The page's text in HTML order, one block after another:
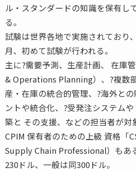
ル・スタンダードの知識を保有し
る。
試験は世界各地で実施されており
月、初めて試験が行われる。
主に?需要予測、生産計画、 在庫
& Operations Planning）、?複数
産・在庫の統合的管理、?海外と
ントや統合化、?受発注システム
築と その支援、などの担当者が対
CPIM 保有者のための上級 資格「
Supply Chain Professional）もあ
230ドル、一般は同300ドル。